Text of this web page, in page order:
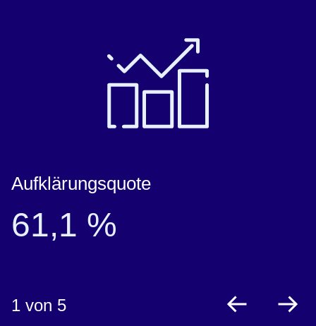
Aufklärungsquote
61,1 %
1 von 5